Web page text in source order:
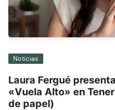
Noticias
Laura Fergué
«Vuela Alto» en
de papel)